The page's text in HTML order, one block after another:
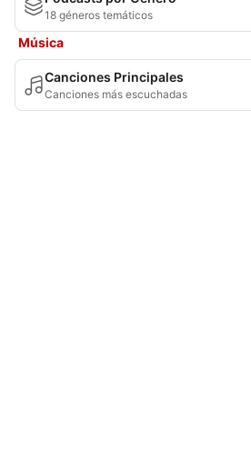
18 géneros temáticos
Música
Canciones Principales
Canciones más escuchadas